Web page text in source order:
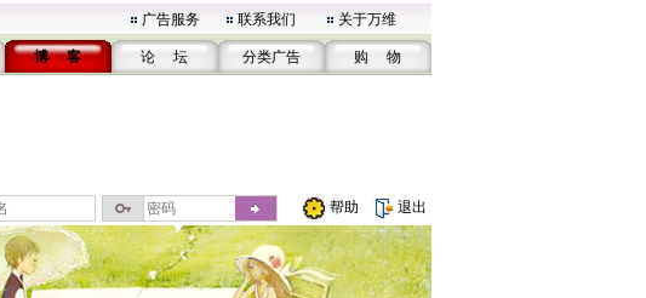
广告服务 联系我们 关于万维
博 客 论 坛 分类广告 购 物
帮助 退出